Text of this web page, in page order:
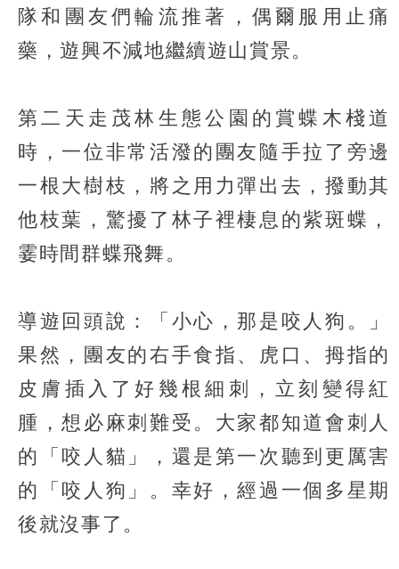
隊和團友們輪流推著，偶爾服用止痛
藥，遊興不減地繼續遊山賞景。
第二天走茂林生態公園的賞蝶木棧道
時，一位非常活潑的團友隨手拉了旁邊
一根大樹枝，將之用力彈出去，撥動其
他枝葉，驚擾了林子裡棲息的紫斑蝶，
霎時間群蝶飛舞。
導遊回頭說：「小心，那是咬人狗。」
果然，團友的右手食指、虎口、拇指的
皮膚插入了好幾根細刺，立刻變得紅
腫，想必麻刺難受。大家都知道會刺人
的「咬人貓」，還是第一次聽到更厲害
的「咬人狗」。幸好，經過一個多星期
後就沒事了。